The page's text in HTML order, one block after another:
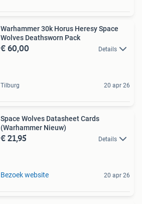
Warhammer 30k Horus Heresy Space
Wolves Deathsworn Pack
€ 60,00 Details
Tilburg 20 apr 26
Space Wolves Datasheet Cards
(Warhammer Nieuw)
€ 21,95 Details
Bezoek website 20 apr 26